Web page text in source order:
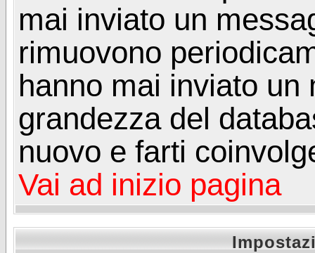
mai inviato un
rimuovono
hanno mai inviato
grandezza del
nuovo e farti
Vai ad inizio pagina